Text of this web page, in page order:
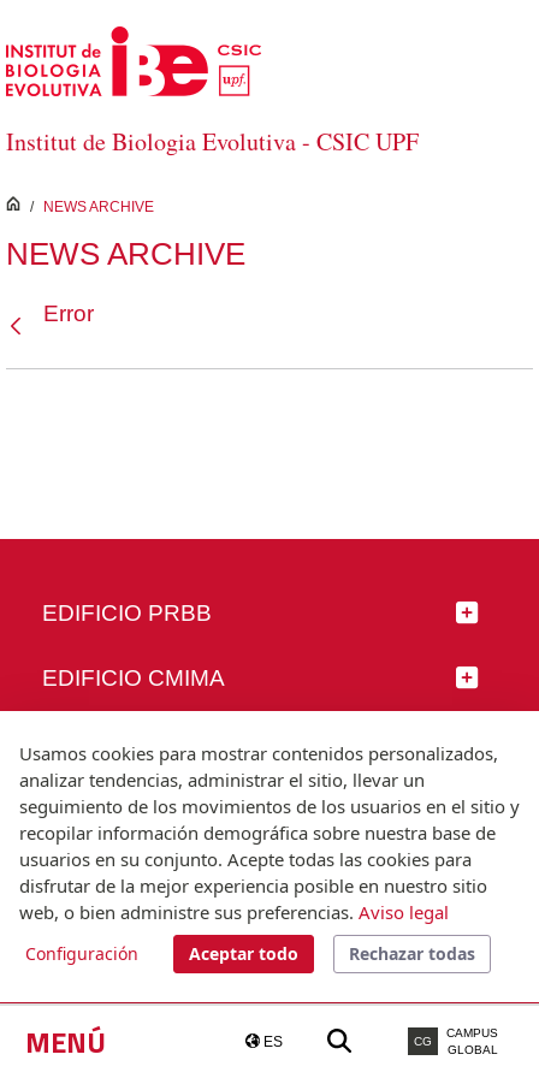
Saltar al contenido principal
Institut de Biologia Evolutiva - CSIC UPF
MENÚ ES CG
CAMPUS
GLOBAL
inici
/ NEWS ARCHIVE
NEWS ARCHIVE
Error
EDIFICIO PRBB
EDIFICIO CMIMA
SÍGUENOS
© Universitat Pompeu Fabra
Barcelona
T.(+34) 93 542 20 00
Usamos cookies para mostrar contenidos personalizados,
analizar tendencias, administrar el sitio, llevar un
seguimiento de los movimientos de los usuarios en el sitio y
recopilar información demográfica sobre nuestra base de
usuarios en su conjunto. Acepte todas las cookies para
disfrutar de la mejor experiencia posible en nuestro sitio
web, o bien administre sus preferencias. Aviso legal
Configuración Aceptar todo Rechazar todas